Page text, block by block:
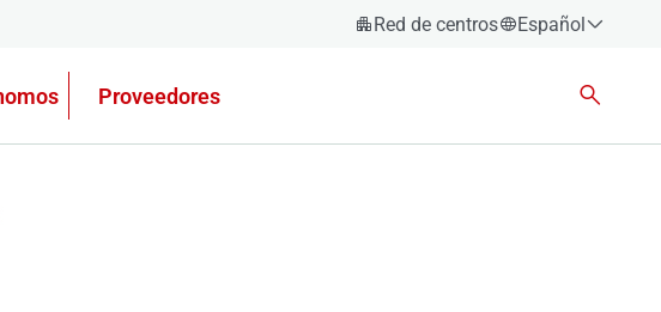
Red de centros
Español
Proveedores